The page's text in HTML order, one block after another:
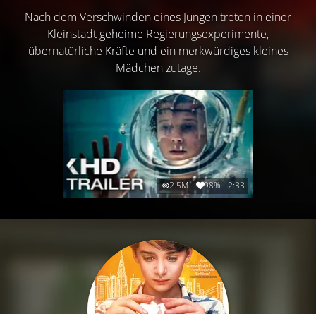
Nach dem Verschwinden eines Jungen treten in einer
Kleinstadt geheime Regierungsexperimente,
übernatürliche Kräfte und ein merkwürdiges kleines
Mädchen zutage.
2.5M 98% 2:33